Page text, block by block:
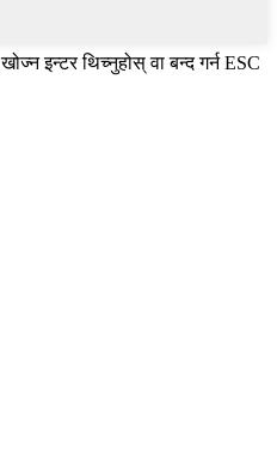
खोज्न इन्टर थिच्नुहोस् वा बन्द गर्न ESC